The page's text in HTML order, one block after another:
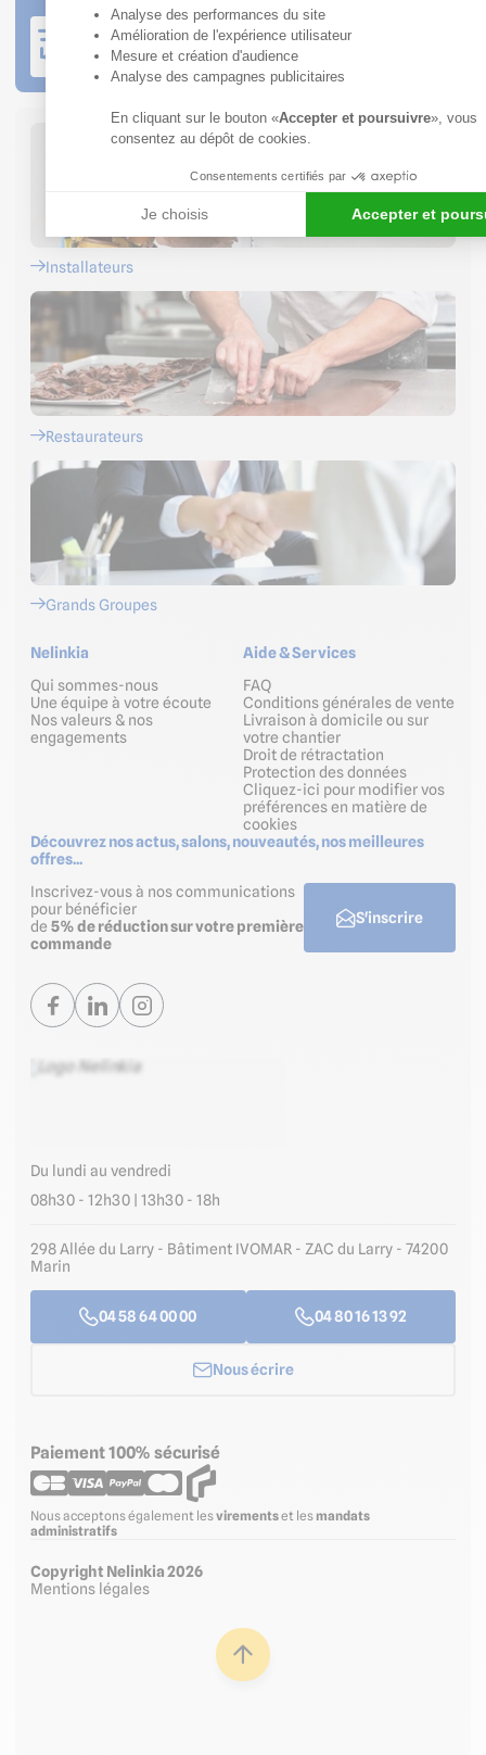
Livraison sur votre chantier
Livraison avec prise de rendez-vous
Installateurs
Restaurateurs
Grands Groupes
Du lundi au vendredi
08h30 - 12h30 | 13h30 - 18h
298 Allée du Larry - Bâtiment IVOMAR - ZAC du Larry - 74200
Marin
04 58 64 00 00 04 80 16 13 92
Nous écrire
Nelinkia
Qui sommes-nous
Une équipe à votre écoute
Nos valeurs & nos
engagements
Aide & Services
FAQ
Conditions générales de vente
Livraison à domicile ou sur
votre chantier
Droit de rétractation
Protection des données
Cliquez-ici pour modifier vos
préférences en matière de
cookies
Découvrez nos actus, salons, nouveautés, nos meilleures
offres...
Inscrivez-vous à nos communications
pour bénéficier
de 5% de réduction sur votre première
commande
S'inscrire
Paiement 100% sécurisé
Nous acceptons également lesvirementset les mandats
administratifs
Copyright Nelinkia 2026
Mentions légales
Analyse des performances du site
Amélioration de l'expérience utilisateur
Mesure et création d'audience
Analyse des campagnes publicitaires
En cliquant sur le bouton «Accepter et poursuivre», vous
consentez au dépôt de cookies.
Consentements certifiés par
Je choisis Accepter et
Axeptio consent